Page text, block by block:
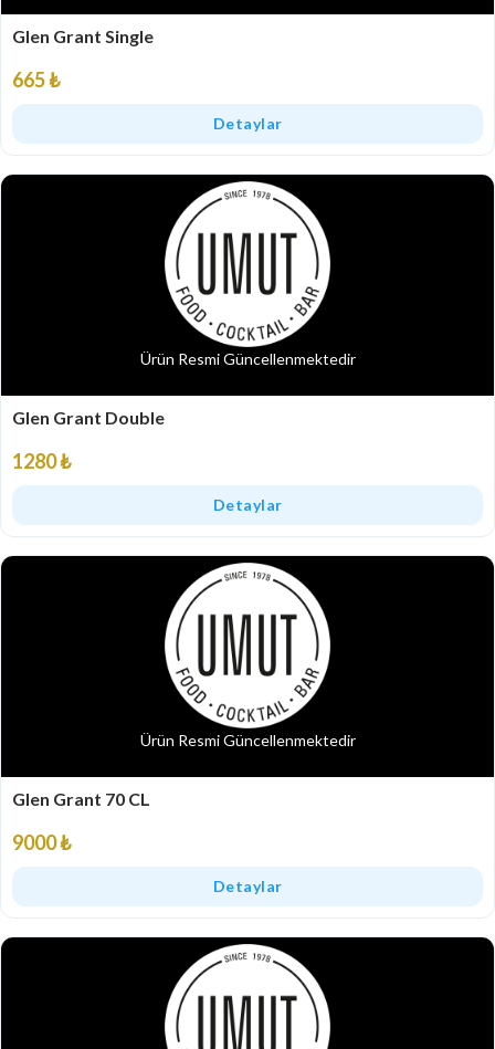
Glen Grant Single
665 ₺
Detaylar
Ürün Resmi Güncellenmektedir
Glen Grant Double
1280 ₺
Detaylar
Ürün Resmi Güncellenmektedir
Glen Grant 70 CL
9000 ₺
Detaylar